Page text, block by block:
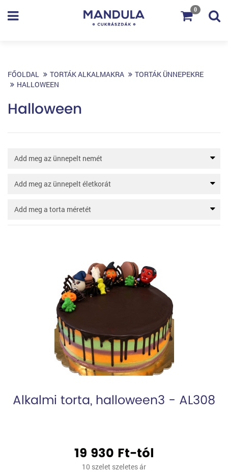
0
FŐOLDAL TORTÁK ALKALMAKRA
TORTÁK ÜNNEPEKRE
HALLOWEEN
Halloween
Alkalmi torta, halloween3 - AL308
19 930 Ft-tól
10 szelet szeletes ár